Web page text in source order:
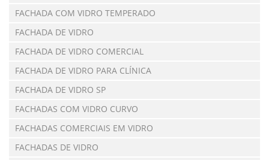
FACHADA COM VIDRO TEMPERADO
FACHADA DE VIDRO
FACHADA DE VIDRO COMERCIAL
FACHADA DE VIDRO PARA CLÍNICA
FACHADA DE VIDRO SP
FACHADAS COM VIDRO CURVO
FACHADAS COMERCIAIS EM VIDRO
FACHADAS DE VIDRO